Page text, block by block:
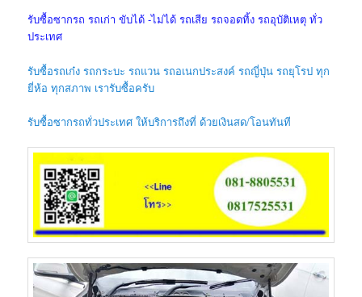
รับซื้อซากรถ รถเก่า ขับได้ -ไม่ได้ รถเสีย รถจอดทิ้ง รถอุบัติเหตุ ทั่ว
ประเทศ
รับซื้อรถเก๋ง รถกระบะ รถแวน รถอเนกประสงค์ รถญี่ปุ่น รถยุโรป ทุก
ยี่ห้อ ทุกสภาพ เรารับซื้อครับ
รับซื้อซากรถทั่วประเทศ ให้บริการถึงที่ ด้วยเงินสด/โอนทันที